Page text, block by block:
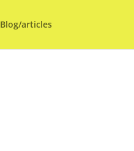
Blog/articles